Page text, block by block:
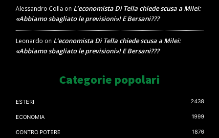
Alessandro Colla on L’economista Di Tella chiede scusa a Milei:
«Abbiamo sbagliato le previsioni»! E Bersani???
Leonardo on L’economista Di Tella chiede scusa a Milei:
«Abbiamo sbagliato le previsioni»! E Bersani???
Categorie popolari
ESTERI 2438
ECONOMIA 1999
CONTRO POTERE 1876